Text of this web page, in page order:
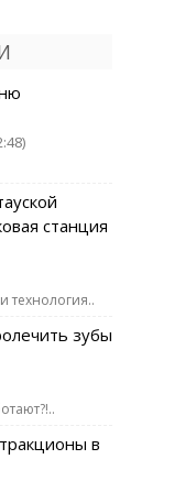
станция
технология..
зубы
в